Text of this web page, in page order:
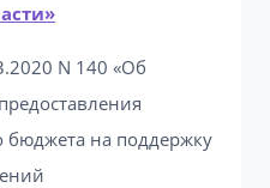
N 140 «Об
бюджета на поддержку